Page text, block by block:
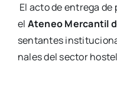
El acto de entre­ga
el Ate­neo Mer­can­til
sen­tan­tes
na­les del sec­tor